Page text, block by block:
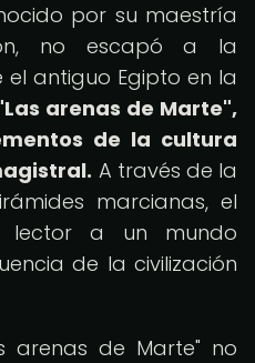
por su maestría
no escapó a la
antiguo Egipto en la
arenas de Marte",
de la cultura
A través de la
marcianas, el
lector a un mundo
de la civilización
arenas de Marte" no